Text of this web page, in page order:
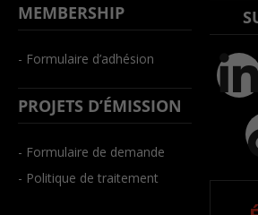
MEMBERSHIP
- Formulaire d’adhésion
PROJETS D’ÉMISSION
- Formulaire de demande
- Politique de traitement